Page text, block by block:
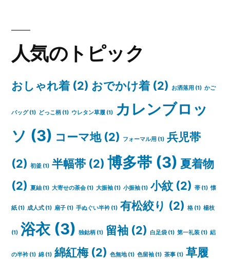
人気のトピック
おしゃれ着 (2) おでかけ着 (2) お洒落用 (1) かご
バッグ(1) どっこ柄 (1) ウレタン草履 (1)
カレンブロッ
ソ (3) コーマ地(2) フォーマル用 (1) 兵児帯
(2) 初釜 (1) 半幅帯 (2) 博多帯 (3) 夏着物
(2) 夏紬 (1) 大寄せの茶会 (1) 大振袖 (1) 小振袖 (1) 小紋 (2) 帯 (1) 懐
紙 (1) 成人式 (1) 扇子 (1) 手ぬぐい半衿 (1) 有松絞り (2) 格 (1) 楊枝
(1) 浴衣 (3) 独鈷柄 (1) 留袖 (2) 白足袋 (1) 第一礼装 (1) 絽
の半衿 (1) 綿 (1) 綿紅梅(2) 色無地(1) 色留袖 (1) 茶事 (1) 草履